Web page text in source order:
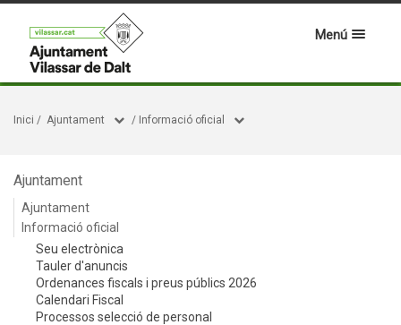
Menú
Inici / Ajuntament / Informació oficial
Ajuntament
Ajuntament
Informació oficial
Seu electrònica
Tauler d'anuncis
Ordenances fiscals i preus públics 2026
Calendari Fiscal
Processos selecció de personal